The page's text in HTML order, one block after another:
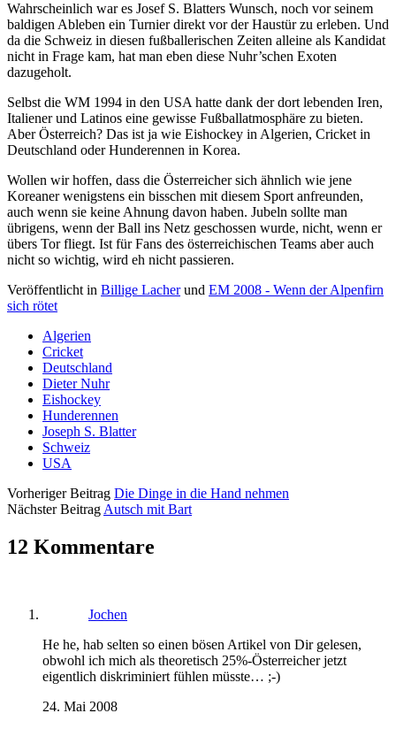
Wahrscheinlich war es Josef S. Blatters Wunsch, noch vor seinem
baldigen Ableben ein Turnier direkt vor der Haustür zu erleben. Und
da die Schweiz in diesen fußballerischen Zeiten alleine als Kandidat
nicht in Frage kam, hat man eben diese Nuhr’schen Exoten
dazugeholt.
Selbst die WM 1994 in den USA hatte dank der dort lebenden Iren,
Italiener und Latinos eine gewisse Fußballatmosphäre zu bieten.
Aber Österreich? Das ist ja wie Eishockey in Algerien, Cricket in
Deutschland oder Hunderennen in Korea.
Wollen wir hoffen, dass die Österreicher sich ähnlich wie jene
Koreaner wenigstens ein bisschen mit diesem Sport anfreunden,
auch wenn sie keine Ahnung davon haben. Jubeln sollte man
übrigens, wenn der Ball ins Netz geschossen wurde, nicht, wenn er
übers Tor fliegt. Ist für Fans des österreichischen Teams aber auch
nicht so wichtig, wird eh nicht passieren.
Veröffentlicht in Billige Lacherund EM 2008 - Wenn der Alpenfirn
sich rötet
Algerien
Cricket
Deutschland
Dieter Nuhr
Eishockey
Hunderennen
Joseph S. Blatter
Schweiz
USA
Vorheriger Beitrag Die Dinge in die Hand nehmen
Nächster BeitragAutsch mit Bart
12 Kommentare
Jochen
He he, hab selten so einen bösen Artikel von Dir gelesen,
obwohl ich mich als theoretisch 25%-Österreicher jetzt
eigentlich diskriminiert fühlen müsste… ;-)
24. Mai 2008